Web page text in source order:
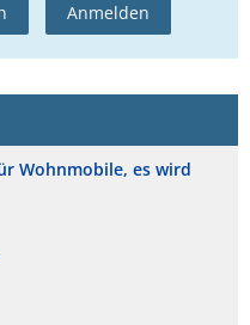
Anmelden
Wohnmobile, es wird